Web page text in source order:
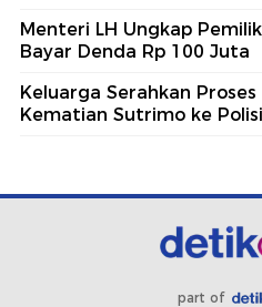
Menteri LH Ungkap
Bayar Denda Rp 100 Juta
Keluarga Serahkan
Kematian Sutrimo ke Polisi
part of